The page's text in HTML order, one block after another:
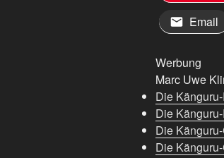
Email
Werbung
Marc Uwe
Die
Die
Die
Die